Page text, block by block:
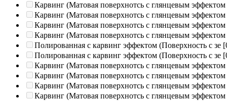
Карвинг (Матовая поверхнотсь с глянцевым эффектом
Карвинг (Матовая поверхнотсь с глянцевым эффектом
Карвинг (Матовая поверхнотсь с глянцевым эффектом
Карвинг (Матовая поверхнотсь с глянцевым эффектом
Полированная c карвинг эффектом (Поверхность с зе
Полированная c карвинг эффектом (Поверхность с зе
Карвинг (Матовая поверхнотсь с глянцевым эффектом
Карвинг (Матовая поверхнотсь с глянцевым эффектом
Карвинг (Матовая поверхнотсь с глянцевым эффектом
Карвинг (Матовая поверхнотсь с глянцевым эффектом